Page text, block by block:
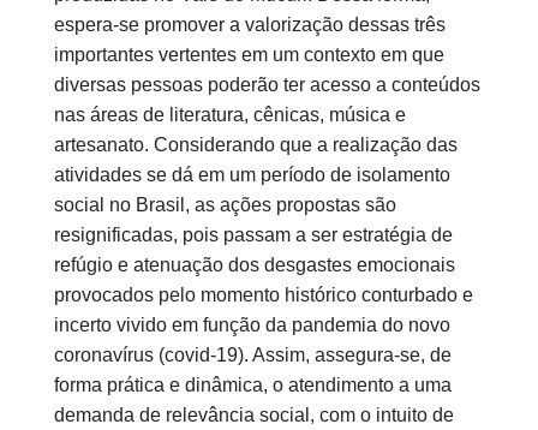
espera-se promover a valorização dessas três
importantes vertentes em um contexto em que
diversas pessoas poderão ter acesso a conteúdos
nas áreas de literatura, cênicas, música e
artesanato. Considerando que a realização das
atividades se dá em um período de isolamento
social no Brasil, as ações propostas são
resignificadas, pois passam a ser estratégia de
refúgio e atenuação dos desgastes emocionais
provocados pelo momento histórico conturbado e
incerto vivido em função da pandemia do novo
coronavírus (covid-19). Assim, assegura-se, de
forma prática e dinâmica, o atendimento a uma
demanda de relevância social, com o intuito de